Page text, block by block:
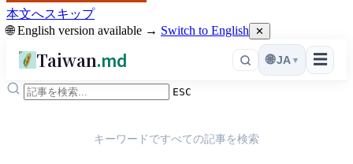
本文へスキップ
🌐 English version available → Switch to English ✕
Taiwan.md ☰
🌐 JA ▾
ESC
キーワードですべての記事を検索